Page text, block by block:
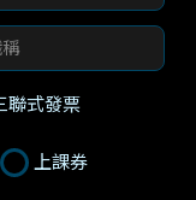
聯式發票
上課券